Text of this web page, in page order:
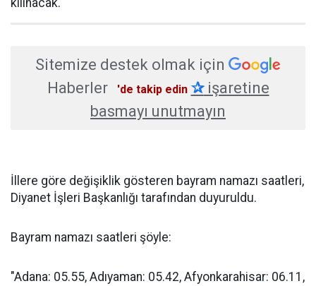
kılınacak.
Sitemize destek olmak için
Haberler
'de takip edin ✰işaretine
basmayı unutmayın
İllere göre değişiklik gösteren bayram namazı saatleri,
Diyanet İşleri Başkanlığı tarafından duyuruldu.
Bayram namazı saatleri şöyle:
"Adana: 05.55, Adıyaman: 05.42, Afyonkarahisar: 06.11,